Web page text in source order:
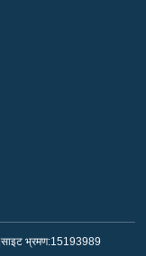
साइट भ्रमण:15193989